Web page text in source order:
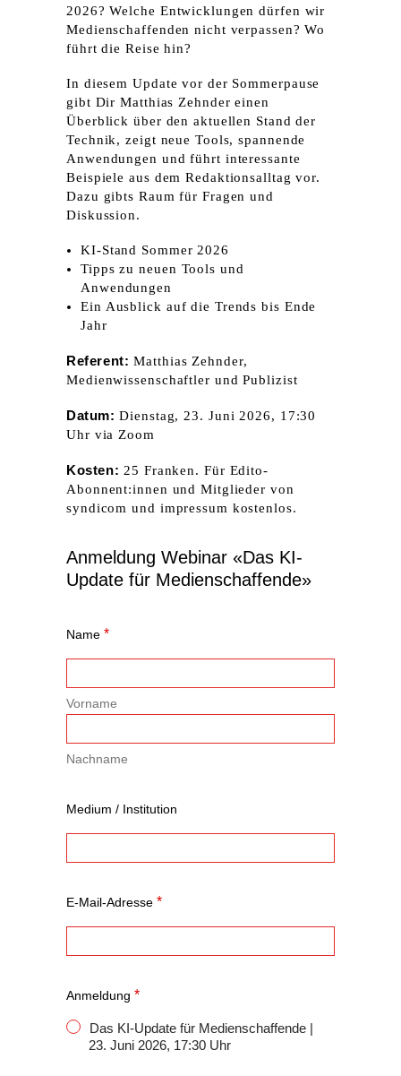
2026? Welche Entwicklungen dürfen wir
Medienschaffenden nicht verpassen? Wo
führt die Reise hin?
In diesem Update vor der Sommer­pause
gibt Dir Matthias Zehnder einen
Überblick über den aktuellen Stand der
Technik, zeigt neue Tools, spannende
Anwendungen und führt interessante
Beispiele aus dem Redaktions­alltag vor.
Dazu gibts Raum für Fragen und
Diskussion.
KI-Stand Sommer 2026
Tipps zu neuen Tools und
Anwendungen
Ein Ausblick auf die Trends bis Ende
Jahr
Referent: Matthias Zehnder,
Medienwissenschaftler und Publizist
Datum:Dienstag, 23. Juni 2026, 17:30
Uhr via Zoom
Kosten: 25 Franken. Für Edito-
Abonnent:innen und Mitglieder von
syndicom und impressum kostenlos.
Anmeldung Webinar «Das KI-
Update für Medien­schaffende»
Name *
Vorname
Nachname
Medium / Institution
E-Mail-Adresse *
Anmeldung *
Das KI-Update für Medien­schaffende |
23. Juni 2026, 17:30 Uhr